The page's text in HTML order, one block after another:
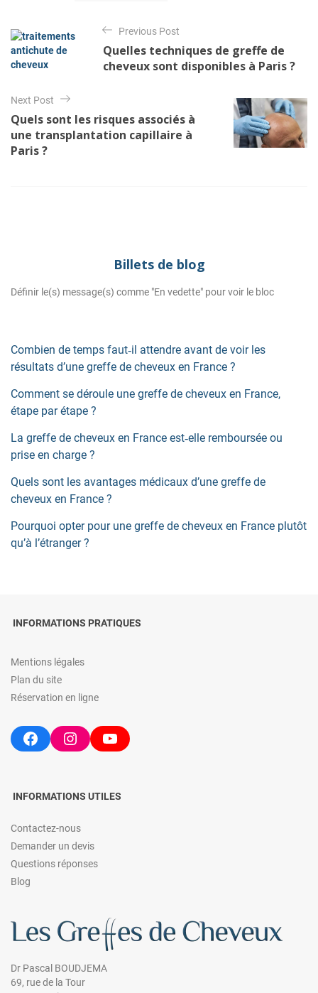
g
a
v
g
a
t
’
r
t
i
c
e
Previous Post
Quelles techniques de greffe de
cheveux sont disponibles à Paris ?
Next Post
Quels sont les risques associés à
une transplantation capillaire à
Paris ?
Billets de blog
Définir le(s) message(s) comme "En vedette" pour voir le bloc
Combien de temps faut‑il attendre avant de voir les
résultats d’une greffe de cheveux en France ?
Comment se déroule une greffe de cheveux en France,
étape par étape ?
La greffe de cheveux en France est‑elle remboursée ou
prise en charge ?
Quels sont les avantages médicaux d’une greffe de
cheveux en France ?
Pourquoi opter pour une greffe de cheveux en France plutôt
qu’à l’étranger ?
INFORMATIONS PRATIQUES
Mentions légales
Plan du site
Réservation en ligne
Facebook Instagram YouTube
INFORMATIONS UTILES
Contactez-nous
Demander un devis
Questions réponses
Blog
Dr Pascal BOUDJEMA
69, rue de la Tour